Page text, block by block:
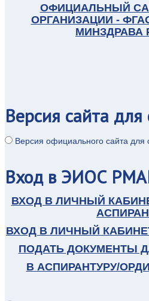
традиционной медицины с
центром «Часен» (г. Сеул, Южная
университетом китайской
Профессор Киргизова О.Ю.
слева направо Киргизова О.Ю.,
ОФИЦИАЛЬНЫЙ
ОРГАНИЗАЦИИ -
МИНЗДРАВА
Версия сайта
Версия официального сайта для
Входв ЭИОС
ВХОД В ЛИЧНЫЙ
ВХОД В ЛИЧНЫЙ
ПОДАТЬ ДОКУМЕНТЫ
В АСПИРАНТУРУ/